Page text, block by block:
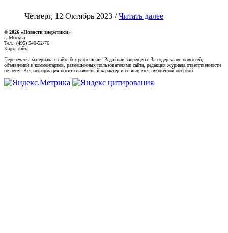
Четверг, 12 Октябрь 2023 /Читать далее
© 2026 «Новости энеретики»
г. Москва
Тел.: (495) 540-52-76
Карта сайта
Перепечатка материала с сайта без разрешения Редакции запрещена. За содержание новостей,
объявлений и комментариев, размещенных пользователями сайта, редакция журнала ответственности
не несет. Вся информация носит справочный характер и не является публичной офертой.